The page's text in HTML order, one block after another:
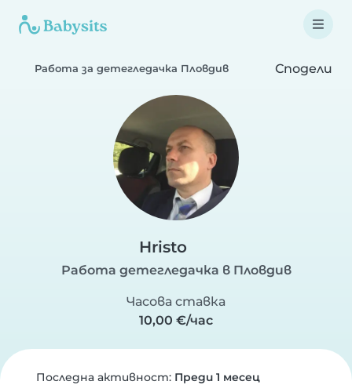
Работа за детегледачка Пловдив Сподели
Hristo
Работа детегледачка в Пловдив
Часова ставка
10,00 €/час
Последна активност: Преди 1 месец